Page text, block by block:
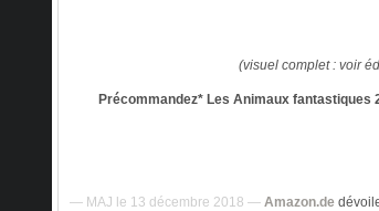
(visuel complet : voir
Précommandez* Les Animaux fantastiques
— MAJ le 13 décembre 2018 — Amazon.de